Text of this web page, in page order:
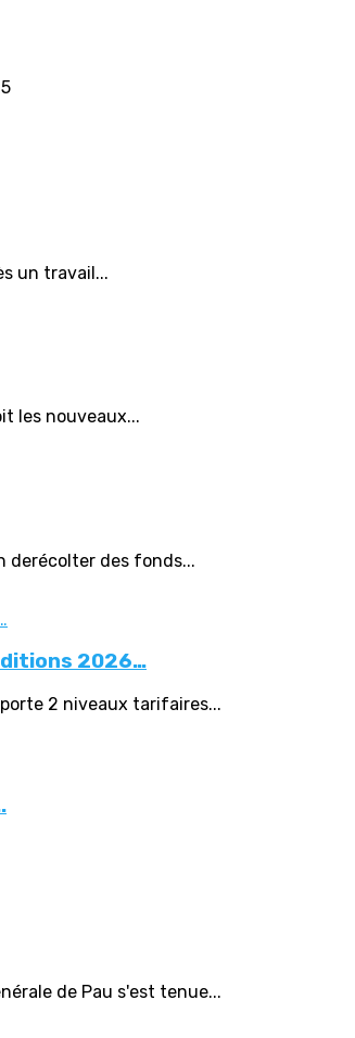
un travail...
les nouveaux...
derécolter des fonds...
2026…
2 niveaux tarifaires...
de Pau s'est tenue...